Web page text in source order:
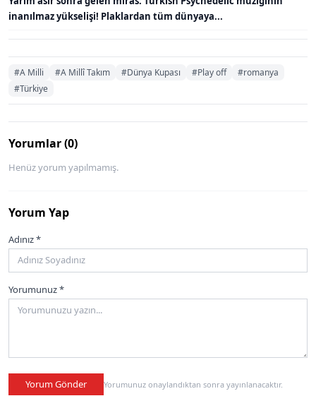
inanılmaz yükselişi! Plaklardan tüm dünyaya...
#A Milli #A Millî Takım #Dünya Kupası #Play off
#romanya
#Türkiye
Yorumlar (0)
Henüz yorum yapılmamış.
Yorum Yap
Adınız *
Yorumunuz *
Yorum Gönder Yorumunuz onaylandıktan sonra yayınlanacaktır.